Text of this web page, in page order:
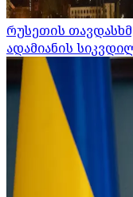
რუსეთის
ადამიანის